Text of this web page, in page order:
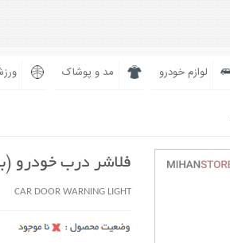
لوازم خودرو مد و پوشاک
فلاشر درب خودرو (بسته 2
CAR DOOR WARNING LIGHT